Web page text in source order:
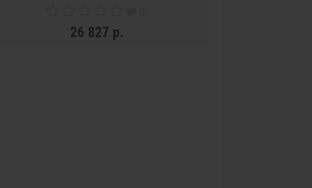
26 827 р.